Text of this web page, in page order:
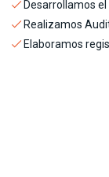
Desarrollamos
Realizamos
Elaboramos